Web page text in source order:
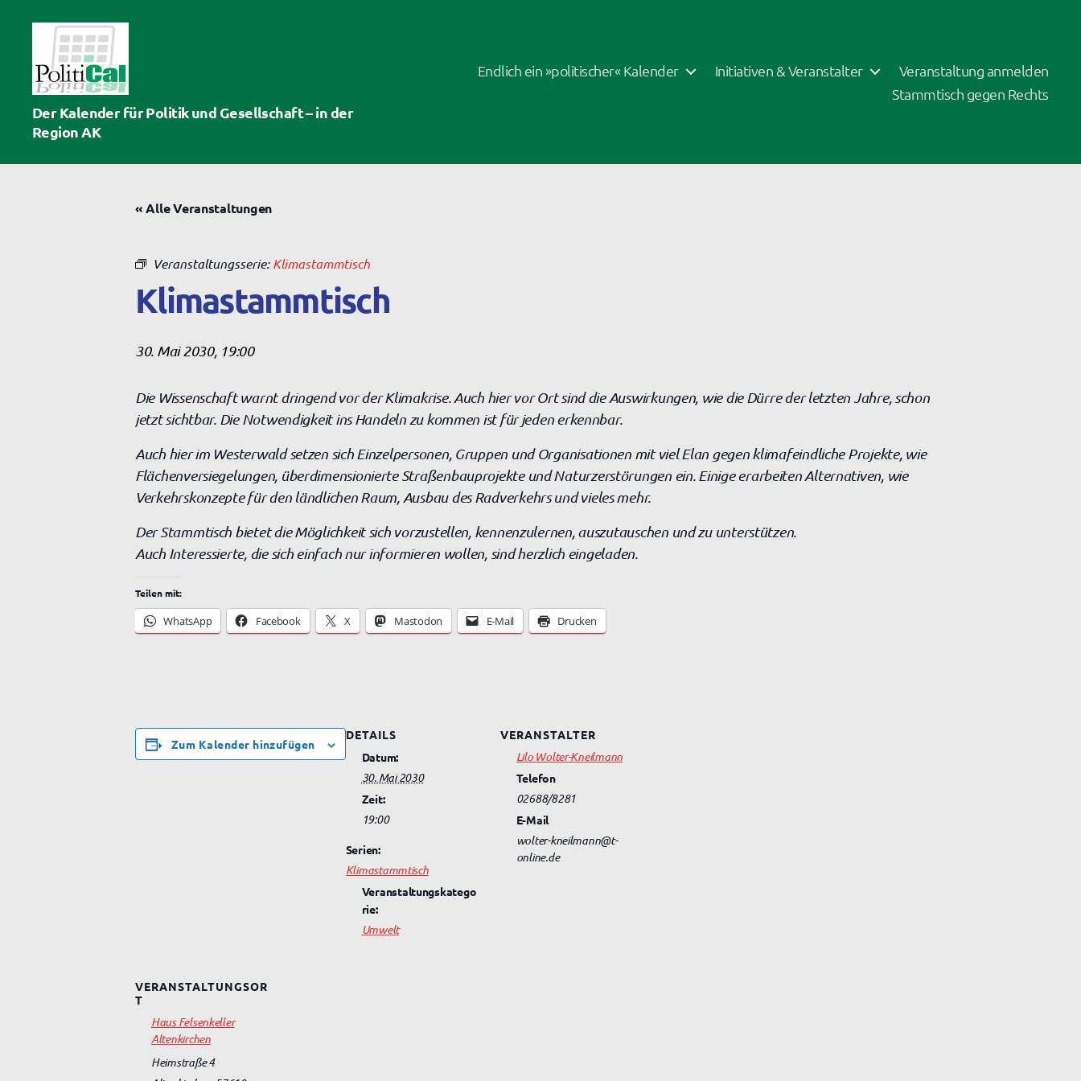
PolitiCal-
AK
Der Kalender für Politik und Gesellschaft – in der
Region AK
Endlich ein »politischer« Kalender Initiativen & Veranstalter
Veranstaltung anmelden
Stammtisch gegen Rechts
« Alle Veranstaltungen
Veranstaltungsserie: Klimastammtisch
Klimastammtisch
30. Mai 2030, 19:00
Die Wissenschaft warnt dringend vor der Klimakrise. Auch hier vor Ort sind die Auswirkungen, wie die Dürre der letzten Jahre, schon
jetzt sichtbar. Die Notwendigkeit ins Handeln zu kommen ist für jeden erkennbar.
Auch hier im Westerwald setzen sich Einzelpersonen, Gruppen und Organisationen mit viel Elan gegen klimafeindliche Projekte, wie
Flächenversiegelungen, überdimensionierte Straßenbauprojekte und Naturzerstörungen ein. Einige erarbeiten Alternativen, wie
Verkehrskonzepte für den ländlichen Raum, Ausbau des Radverkehrs und vieles mehr.
Der Stammtisch bietet die Möglichkeit sich vorzustellen, kennenzulernen, auszutauschen und zu unterstützen.
Auch Interessierte, die sich einfach nur informieren wollen, sind herzlich eingeladen.
Teilen mit:
WhatsApp Facebook X Mastodon E-Mail Drucken
Zum Kalender hinzufügen
DETAILS
Datum:
30. Mai 2030
Zeit:
19:00
Serien:
Klimastammtisch
Veranstaltungskatego
rie:
Umwelt
VERANSTALTER
Lilo Wolter-Kneilmann
Telefon
02688/8281
E-Mail
wolter-kneilmann@t-
online.de
VERANSTALTUNGSOR
T
Haus Felsenkeller
Altenkirchen
Heimstraße 4